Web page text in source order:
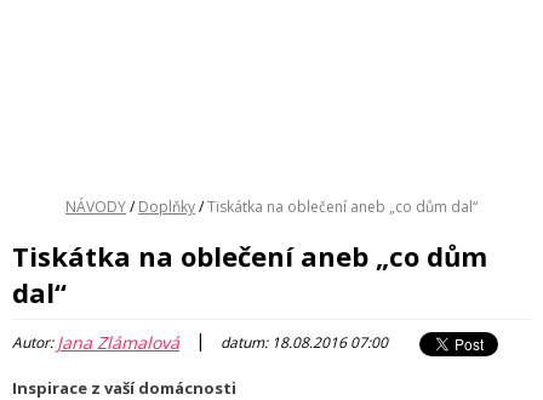
NÁVODY/ Doplňky/Tiskátka na oblečení aneb „co dům dal“
Tiskátka na oblečení aneb „co dům
dal“
Autor:Jana Zlámalová | datum: 18.08.2016 07:00
Inspirace z vaší domácnosti